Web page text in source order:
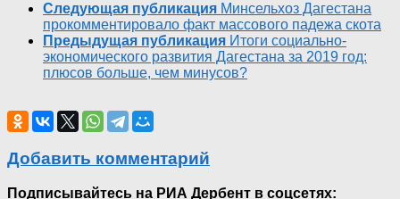
Следующая публикация Минсельхоз Дагестана
прокомментировало факт массового падежа скота
Предыдущая публикация Итоги социально-
экономического развития Дагестана за 2019 год:
плюсов больше, чем минусов?
Добавить комментарий
Подписывайтесь на РИА Дербент в соцсетях: